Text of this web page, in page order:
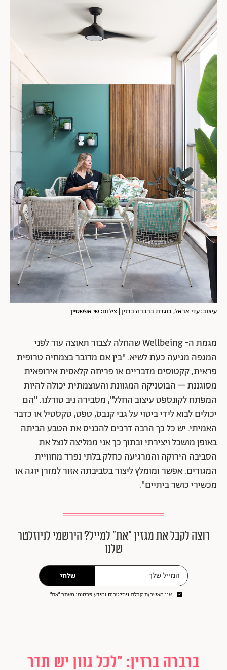
עיצוב: עדי אראל, בוגרת ברברה ברזין | צילום: שי אפשטיין
מגמת ה- Wellbeing שהחלה לצבור תאוצה עוד לפני
המגפה מגיעה כעת לשיא. "בין אם מדובר בצמחיה טרופית
פראית, קקטוסים מדבריים או פריחה קלאסית אירופאית
מסוגננת – הבוטניקה המגוונת והעוצמתית יכולה להיות
המפתח לקונספט עיצוב החלל", מסבירה ניב טודלנו. "הם
יכולים לבוא לידי ביטוי על גבי קנבס, טפט, טקסטיל או כדבר
האמיתי. יש כל כך הרבה דרכים להכניס את הטבע הביתה
באופן מושכל ויצירתי ובתוך כך אני ממליצה לנצל את
הסביבה הירוקה והמרגיעה כחלק בלתי נפרד מחוויית
המגורים. אפשר ומומלץ ליצור בסביבתה אזור למזרן יוגה או
מכשירי כושר ביתיים".
רוצה לקבל את מגזין ״את״ למייל? הירשמי לניוזלטר
שלנו
שלחי
אני מאשר/ת קבלת ניוזלטרים ומידע פרסומי מאתר ״את״
ברברה ברזין: "לכל גוון יש תדר